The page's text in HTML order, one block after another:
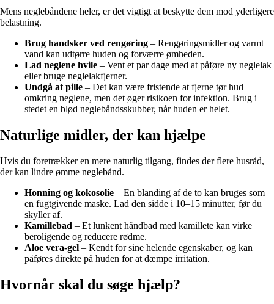
Mens neglebåndene heler, er det vigtigt at beskytte dem mod yderligere
belastning.
Brug handsker ved rengøring – Rengøringsmidler og varmt
vand kan udtørre huden og forværre ømheden.
Lad neglene hvile – Vent et par dage med at påføre ny neglelak
eller bruge neglelakfjerner.
Undgå at pille – Det kan være fristende at fjerne tør hud
omkring neglene, men det øger risikoen for infektion. Brug i
stedet en blød neglebåndsskubber, når huden er helet.
Naturlige midler, der kan hjælpe
Hvis du foretrækker en mere naturlig tilgang, findes der flere husråd,
der kan lindre ømme neglebånd.
Honning og kokosolie – En blanding af de to kan bruges som
en fugtgivende maske. Lad den sidde i 10–15 minutter, før du
skyller af.
Kamillebad – Et lunkent håndbad med kamillete kan virke
beroligende og reducere rødme.
Aloe vera-gel – Kendt for sine helende egenskaber, og kan
påføres direkte på huden for at dæmpe irritation.
Hvornår skal du søge hjælp?